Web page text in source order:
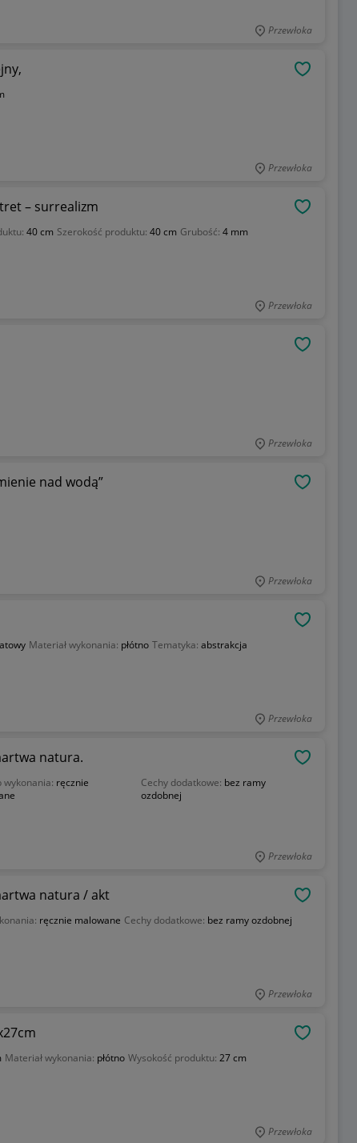
Przewłoka
Przewłoka
– surrealizm
40 cm Szerokość produktu: 40 cm Grubość: 4 mm
Przewłoka
Przewłoka
nad wodą”
Przewłoka
Materiał wykonania: płótno Tematyka: abstrakcja
Przewłoka
natura.
wykonania: ręcznie
Cechy dodatkowe: bez ramy
ozdobnej
Przewłoka
natura / akt
ręcznie malowane Cechy dodatkowe: bez ramy ozdobnej
Przewłoka
Materiał wykonania: płótno Wysokość produktu: 27 cm
Przewłoka